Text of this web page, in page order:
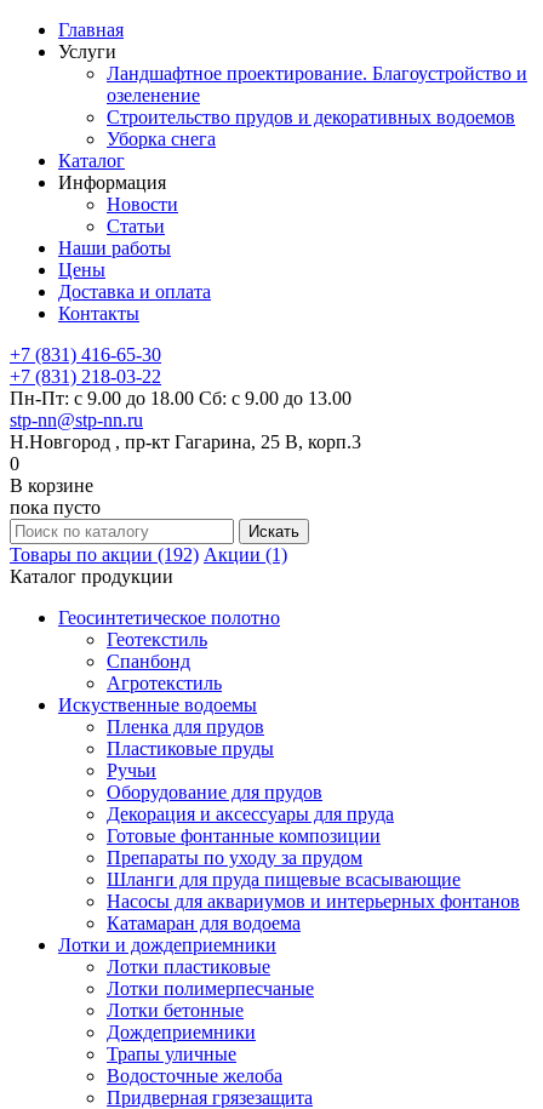
Главная
Услуги
Ландшафтное проектирование. Благоустройство и
озеленение
Строительство прудов и декоративных водоемов
Уборка снега
Каталог
Информация
Новости
Статьи
Наши работы
Цены
Доставка и оплата
Контакты
+7 (831) 416-65-30
+7 (831) 218-03-22
Пн-Пт: с 9.00 до 18.00 Сб: с 9.00 до 13.00
stp-nn@stp-nn.ru
Н.Новгород , пр-кт Гагарина, 25 В, корп.3
0
В корзине
пока пусто
Товары по акции (192) Акции (1)
Каталог продукции
Геосинтетическое полотно
Геотекстиль
Спанбонд
Агротекстиль
Искуственные водоемы
Пленка для прудов
Пластиковые пруды
Ручьи
Оборудование для прудов
Декорация и аксессуары для пруда
Готовые фонтанные композиции
Препараты по уходу за прудом
Шланги для пруда пищевые всасывающие
Насосы для аквариумов и интерьерных фонтанов
Катамаран для водоема
Лотки и дождеприемники
Лотки пластиковые
Лотки полимерпесчаные
Лотки бетонные
Дождеприемники
Трапы уличные
Водосточные желоба
Придверная грязезащита